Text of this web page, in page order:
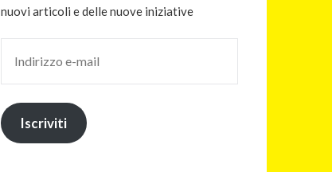
nuovi articoli e delle nuove iniziative
Iscriviti